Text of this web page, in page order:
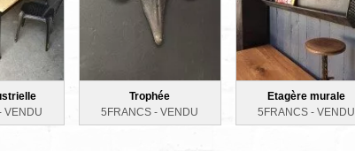
VENDU
Trophée
5FRANCS -VENDU
Etagère murale
5FRANCS - VENDU